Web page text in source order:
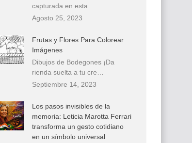
capturada en esta…
Agosto 25, 2023
Frutas y Flores Para Colorear
Imágenes
Dibujos de Bodegones ¡Da
rienda suelta a tu cre…
Septiembre 14, 2023
Los pasos invisibles de la
memoria: Leticia Marotta Ferrari
transforma un gesto cotidiano
en un símbolo universal